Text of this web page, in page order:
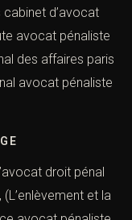
cabinet
d’avocat
pénal des
international